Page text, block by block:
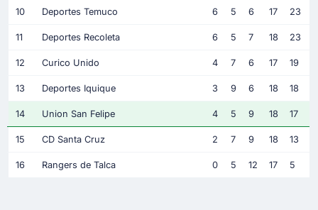
10 Deportes Temuco 6 5 6 17 23
11 Deportes Recoleta 6 5 7 18 23
12 Curico Unido 4 7 6 17 19
13 Deportes Iquique 3 9 6 18 18
14 Union San Felipe 4 5 9 18 17
15 CD Santa Cruz 2 7 9 18 13
16 Rangers de Talca 0 5 12 17 5